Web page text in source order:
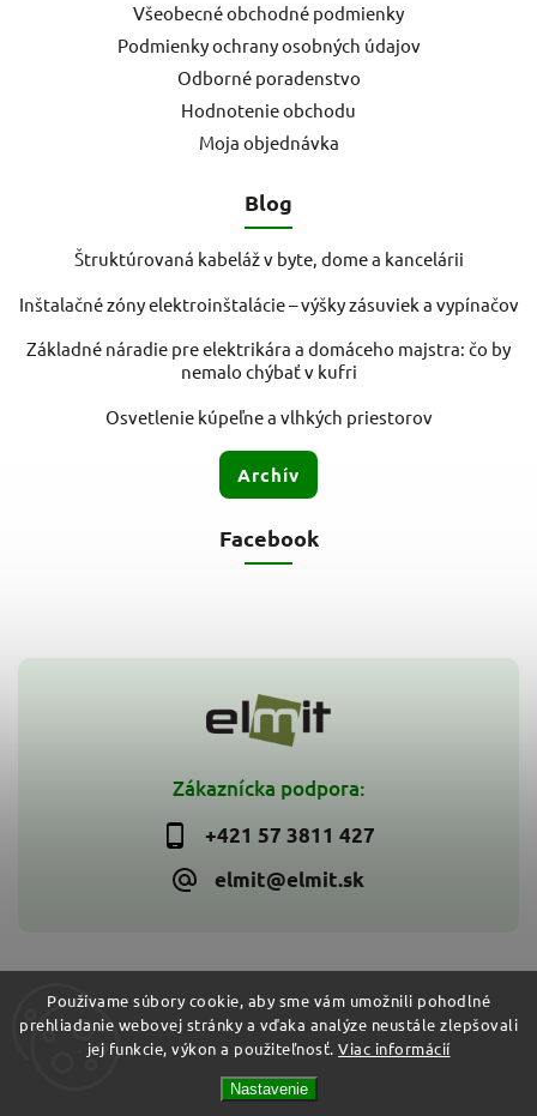
Používame súbory cookie, aby sme vám umožnili pohodlné
prehliadanie webovej stránky a vďaka analýze neustále zlepšovali
jej funkcie, výkon a použiteľnosť. Viac informácií
Nastavenie
Zákaznícka podpora:
+421 57 3811 427
elmit@elmit.sk
Všeobecné obchodné podmienky
Podmienky ochrany osobných údajov
Odborné poradenstvo
Hodnotenie obchodu
Moja objednávka
Blog
Štruktúrovaná kabeláž v byte, dome a kancelárii
Inštalačné zóny elektroinštalácie – výšky zásuviek a vypínačov
Základné náradie pre elektrikára a domáceho majstra: čo by
nemalo chýbať v kufri
Osvetlenie kúpeľne a vlhkých priestorov
Archív
Facebook
Copyright 2026ELMIT - Elektroinštalačný materiál, svietidlá.
Všetky práva vyhradené.
Shoptet| Design